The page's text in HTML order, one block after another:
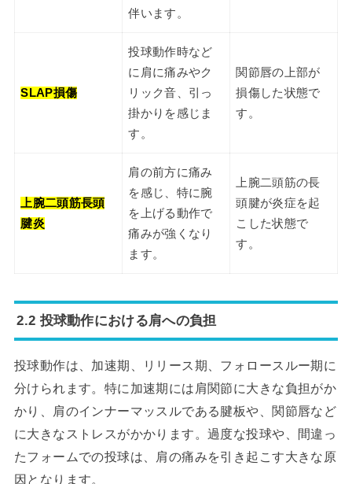
伴います。
SLAP損傷
投球動作時など
に肩に痛みやク
リック音、引っ
掛かりを感じま
す。
関節唇の上部が
損傷した状態で
す。
上腕二頭筋長頭
腱炎
肩の前方に痛み
を感じ、特に腕
を上げる動作で
痛みが強くなり
ます。
上腕二頭筋の長
頭腱が炎症を起
こした状態で
す。
2.2 投球動作における肩への負担
投球動作は、加速期、リリース期、フォロースルー期に
分けられます。特に加速期には肩関節に大きな負担がか
かり、肩のインナーマッスルである腱板や、関節唇など
に大きなストレスがかかります。過度な投球や、間違っ
たフォームでの投球は、肩の痛みを引き起こす大きな原
因となります。